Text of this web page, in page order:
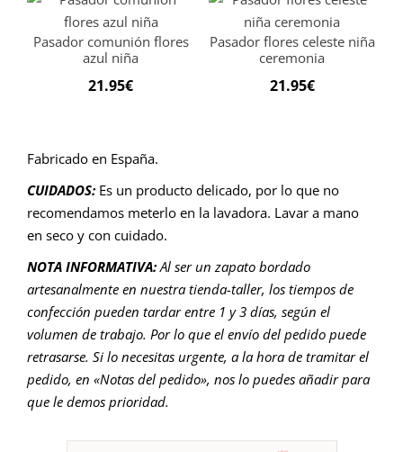
Pasador comunión flores
azul niña
21.95€
Pasador flores celeste niña
ceremonia
21.95€
Fabricado en España.
CUIDADOS: Es un producto delicado, por lo que no
recomendamos meterlo en la lavadora. Lavar a mano
en seco y con cuidado.
NOTA INFORMATIVA: Al ser un zapato bordado
artesanalmente en nuestra tienda-taller, los tiempos de
confección pueden tardar entre 1 y 3 días, según el
volumen de trabajo. Por lo que el envío del pedido puede
retrasarse. Si lo necesitas urgente, a la hora de tramitar el
pedido, en «Notas del pedido», nos lo puedes añadir para
que le demos prioridad.